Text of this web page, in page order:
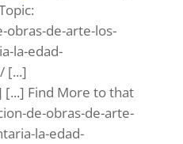
obras-de-arte-los-
la-edad-
[...]
[...] Find More to that
de-obras-de-arte-
la-edad-